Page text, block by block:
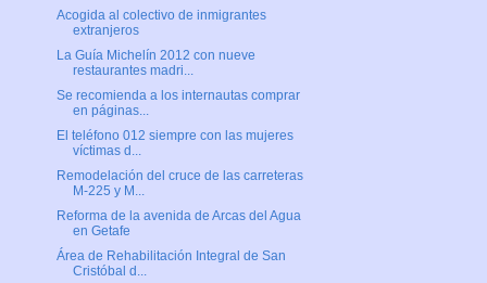
Acogida al colectivo de inmigrantes
extranjeros
La Guía Michelín 2012 con nueve
restaurantes madri...
Se recomienda a los internautas comprar
en páginas...
El teléfono 012 siempre con las mujeres
víctimas d...
Remodelación del cruce de las carreteras
M-225 y M...
Reforma de la avenida de Arcas del Agua
en Getafe
Área de Rehabilitación Integral de San
Cristóbal d...